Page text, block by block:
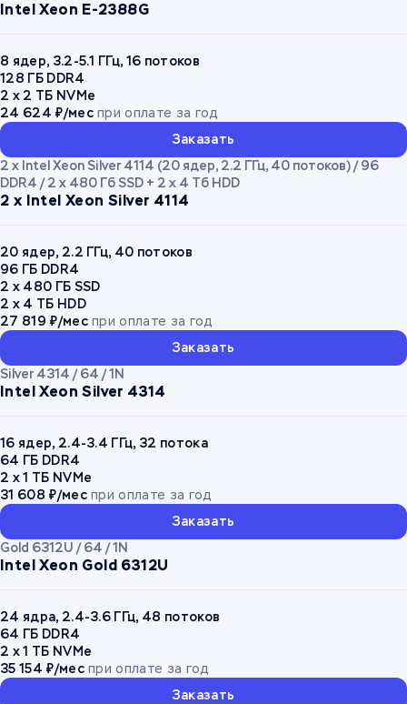
Intel Xeon E-2388G
8 ядер, 3.2-5.1 ГГц, 16 потоков
128 ГБ DDR4
2 x 2 ТБ NVMe
24 624 ₽/мес при оплате за год
Заказать
2 x Intel Xeon Silver 4114 (20 ядер, 2.2 ГГц, 40 потоков) / 96
DDR4 / 2 x 480 Гб SSD + 2 x 4 Тб HDD
2 x Intel Xeon Silver 4114
20 ядер, 2.2 ГГц, 40 потоков
96 ГБ DDR4
2 x 480 ГБ SSD
2 x 4 ТБ HDD
27 819 ₽/мес при оплате за год
Заказать
Silver 4314 / 64 / 1N
Intel Xeon Silver 4314
16 ядер, 2.4-3.4 ГГц, 32 потока
64 ГБ DDR4
2 x 1 ТБ NVMe
31 608 ₽/мес при оплате за год
Заказать
Gold 6312U / 64 / 1N
Intel Xeon Gold 6312U
24 ядра, 2.4-3.6 ГГц, 48 потоков
64 ГБ DDR4
2 x 1 ТБ NVMe
35 154 ₽/мес при оплате за год
Заказать